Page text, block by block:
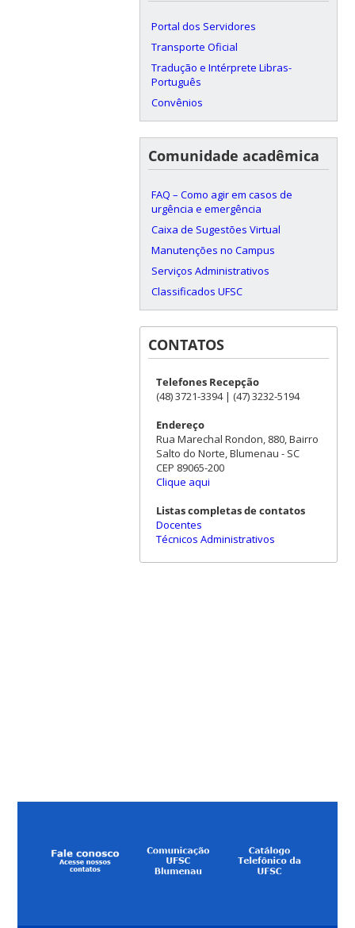
Portal dos Servidores
Transporte Oficial
Tradução e Intérprete Libras-
Português
Convênios
Comunidade acadêmica
FAQ – Como agir em casos de
urgência e emergência
Caixa de Sugestões Virtual
Manutenções no Campus
Serviços Administrativos
Classificados UFSC
CONTATOS
Telefones Recepção
(48) 3721-3394 | (47) 3232-5194
Endereço
Rua Marechal Rondon, 880, Bairro
Salto do Norte, Blumenau - SC
CEP 89065-200
Clique aqui
Listas completas de contatos
Docentes
Técnicos Administrativos